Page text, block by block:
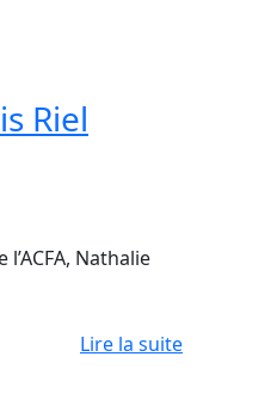
Riel
Nathalie
Lire la suite